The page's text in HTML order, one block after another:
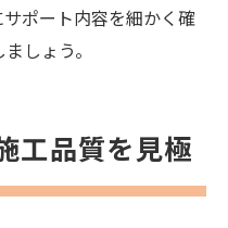
ポート内容を細かく確
しょう。
工品質を見極